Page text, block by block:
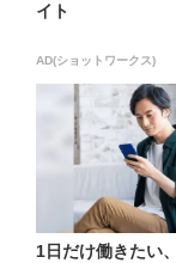
イト
AD(ショットワークス)
1日だけ働きたい